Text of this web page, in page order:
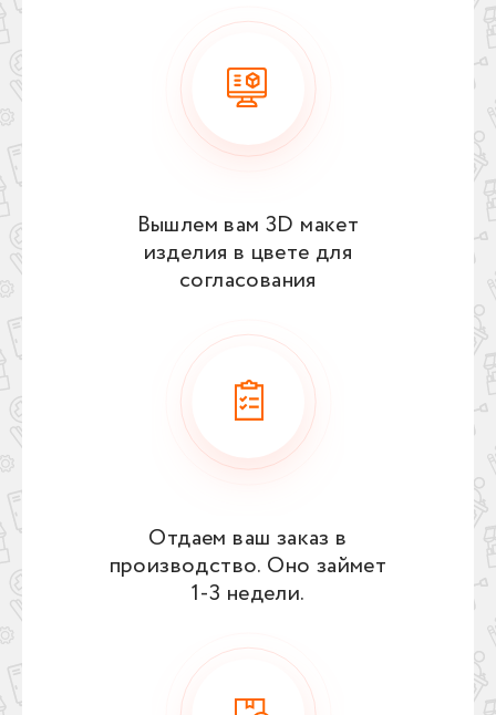
Вышлем вам 3D макет
изделия в цвете для
согласования
Отдаем ваш заказ в
производство. Оно займет
1‑3 недели.